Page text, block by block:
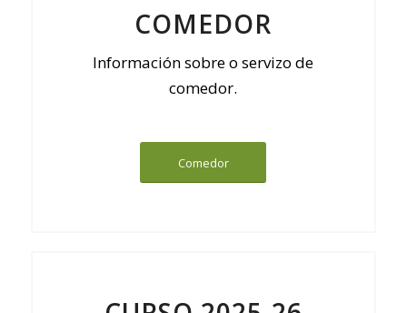
COMEDOR
Información sobre o servizo de
comedor.
Comedor